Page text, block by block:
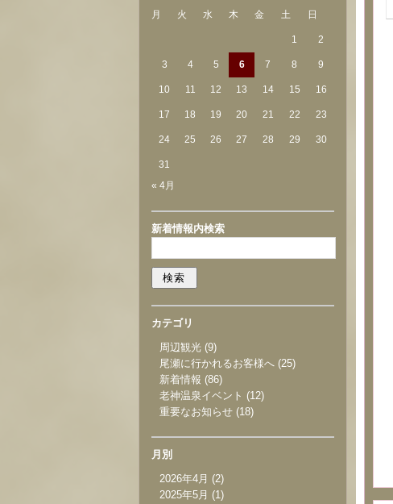
月
火 水 木 金 土 日
1 2
3 4 5 6 7 8 9
10 11 12 13 14 15 16
17 18 19 20 21 22 23
24 25 26 27 28 29 30
31
« 4月
新着情報内検索
カテゴリ
周辺観光 (9)
尾瀬に行かれるお客様へ (25)
新着情報 (86)
老神温泉イベント (12)
重要なお知らせ (18)
月別
2026年4月 (2)
2025年5月 (1)